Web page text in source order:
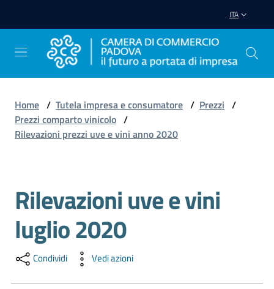
ITA
Avviare
Impresa
Gestire
Impresa
Promuovere
Impresa
e
Home / Tutela impresa e consumatore / Prezzi /
Prezzi comparto vinicolo /
Rilevazioni prezzi uve e vini anno 2020
Salta al contenuto
Rilevazioni uve e vini
luglio 2020
Condividi Vedi azioni